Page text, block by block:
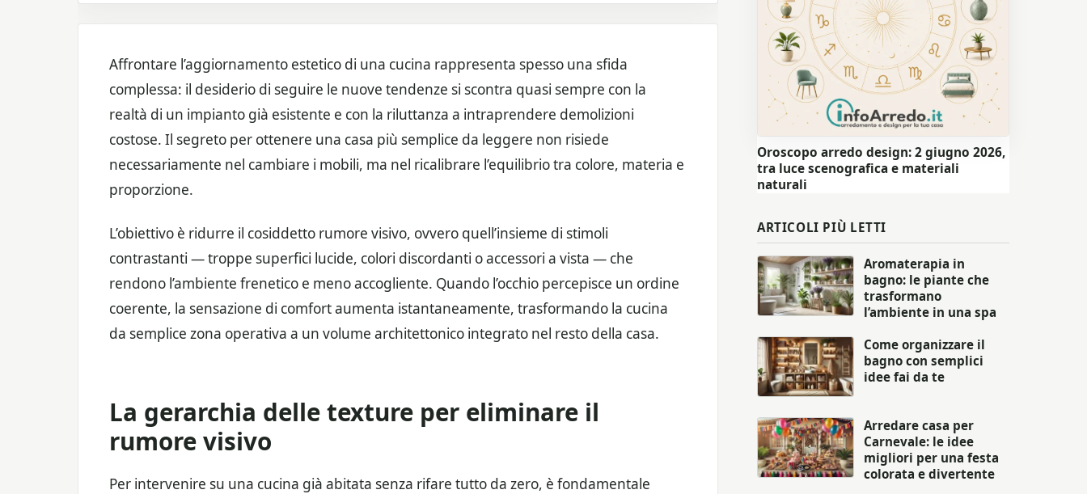
Affrontare l’aggiornamento estetico di una cucina rappresenta spesso una sfida
complessa: il desiderio di seguire le nuove tendenze si scontra quasi sempre con la
realtà di un impianto già esistente e con la riluttanza a intraprendere demolizioni
costose. Il segreto per ottenere una casa più semplice da leggere non risiede
necessariamente nel cambiare i mobili, ma nel ricalibrare l’equilibrio tra colore, materia e
proporzione.
L’obiettivo è ridurre il cosiddetto rumore visivo, ovvero quell’insieme di stimoli
contrastanti — troppe superfici lucide, colori discordanti o accessori a vista — che
rendono l’ambiente frenetico e meno accogliente. Quando l’occhio percepisce un ordine
coerente, la sensazione di comfort aumenta istantaneamente, trasformando la cucina
da semplice zona operativa a un volume architettonico integrato nel resto della casa.
La gerarchia delle texture per eliminare il
rumore visivo
Per intervenire su una cucina già abitata senza rifare tutto da zero, è fondamentale
Oroscopo arredo design: 2 giugno 2026,
tra luce scenografica e materiali
naturali
ARTICOLI PIÙ LETTI
Aromaterapia in
bagno: le piante che
trasformano
l’ambiente in una spa
Come organizzare il
bagno con semplici
idee fai da te
Arredare casa per
Carnevale: le idee
migliori per una festa
colorata e divertente